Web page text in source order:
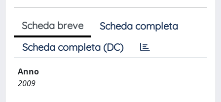
Scheda breve
Scheda completa
Scheda completa (DC)
Anno
2009